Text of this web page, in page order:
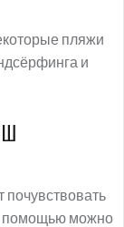
пляжи
и
помощью можно